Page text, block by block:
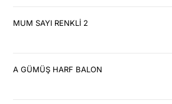
MUM SAYI RENKLİ 2
A GÜMÜŞ HARF BALON